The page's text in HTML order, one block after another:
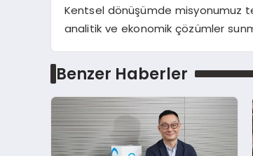
Kentsel dönüşümde misyonumuz
analitik ve ekonomik çözümler
Benzer Haberler